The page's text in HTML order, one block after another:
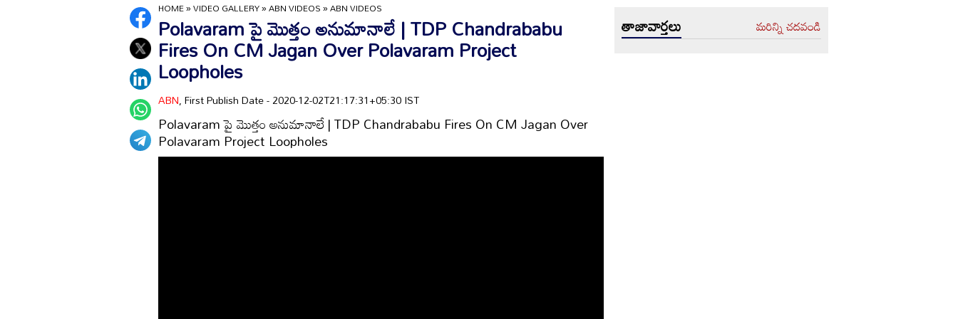
HOME»VIDEO GALLERY»ABN VIDEOS»ABN VIDEOS
Polavaram పై మొత్తం అనుమానాలే | TDP Chandrababu
Fires On CM Jagan Over Polavaram Project
Loopholes
ABN, First Publish Date - 2020-12-02T21:17:31+05:30 IST
Polavaram పై మొత్తం అనుమానాలే | TDP Chandrababu Fires On CM Jagan Over
Polavaram Project Loopholes
తాజావార్తలు మరిన్ని చదవండి